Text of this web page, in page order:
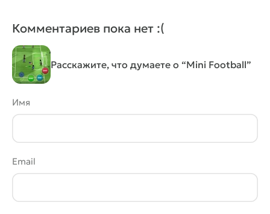
Комментариев пока нет :(
Расскажите, что думаете о “Mini Football”
Имя
Email